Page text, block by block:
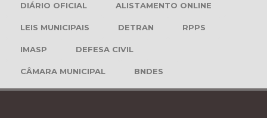
DIÁRIO OFICIAL ALISTAMENTO ONLINE
LEIS MUNICIPAIS DETRAN RPPS
IMASP DEFESA CIVIL
CÂMARA MUNICIPAL BNDES